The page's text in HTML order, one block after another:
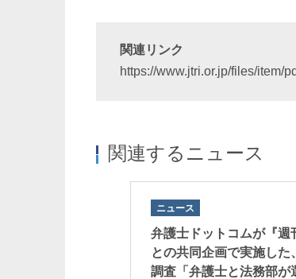
関連リンク
https://www.jtri.or.jp/files/item/
関連するニュース
ニュース
弁護士ドットコムが『週
との共同企画で実施した
調査「弁護士と法務部が